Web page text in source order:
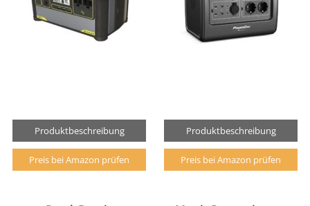
Produktbeschreibung
Preis bei Amazon prüfen
Produktbeschreibung
Preis bei Amazon prüfen